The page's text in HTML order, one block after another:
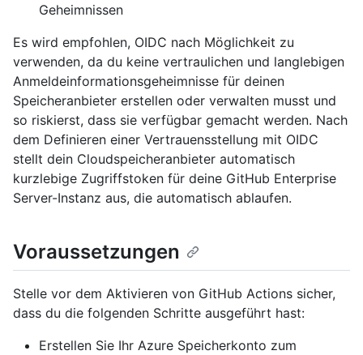
Geheimnissen
Es wird empfohlen, OIDC nach Möglichkeit zu
verwenden, da du keine vertraulichen und langlebigen
Anmeldeinformationsgeheimnisse für deinen
Speicheranbieter erstellen oder verwalten musst und
so riskierst, dass sie verfügbar gemacht werden. Nach
dem Definieren einer Vertrauensstellung mit OIDC
stellt dein Cloudspeicheranbieter automatisch
kurzlebige Zugriffstoken für deine GitHub Enterprise
Server-Instanz aus, die automatisch ablaufen.
Voraussetzungen
Stelle vor dem Aktivieren von GitHub Actions sicher,
dass du die folgenden Schritte ausgeführt hast:
Erstellen Sie Ihr Azure Speicherkonto zum